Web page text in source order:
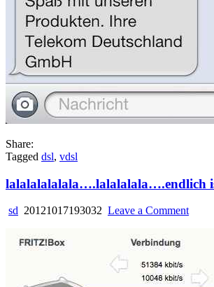
Share:
Tagged dsl, vdsl
lalalalalalala….lalalalala….endlich
sd 20121017193032 Leave a Commenton